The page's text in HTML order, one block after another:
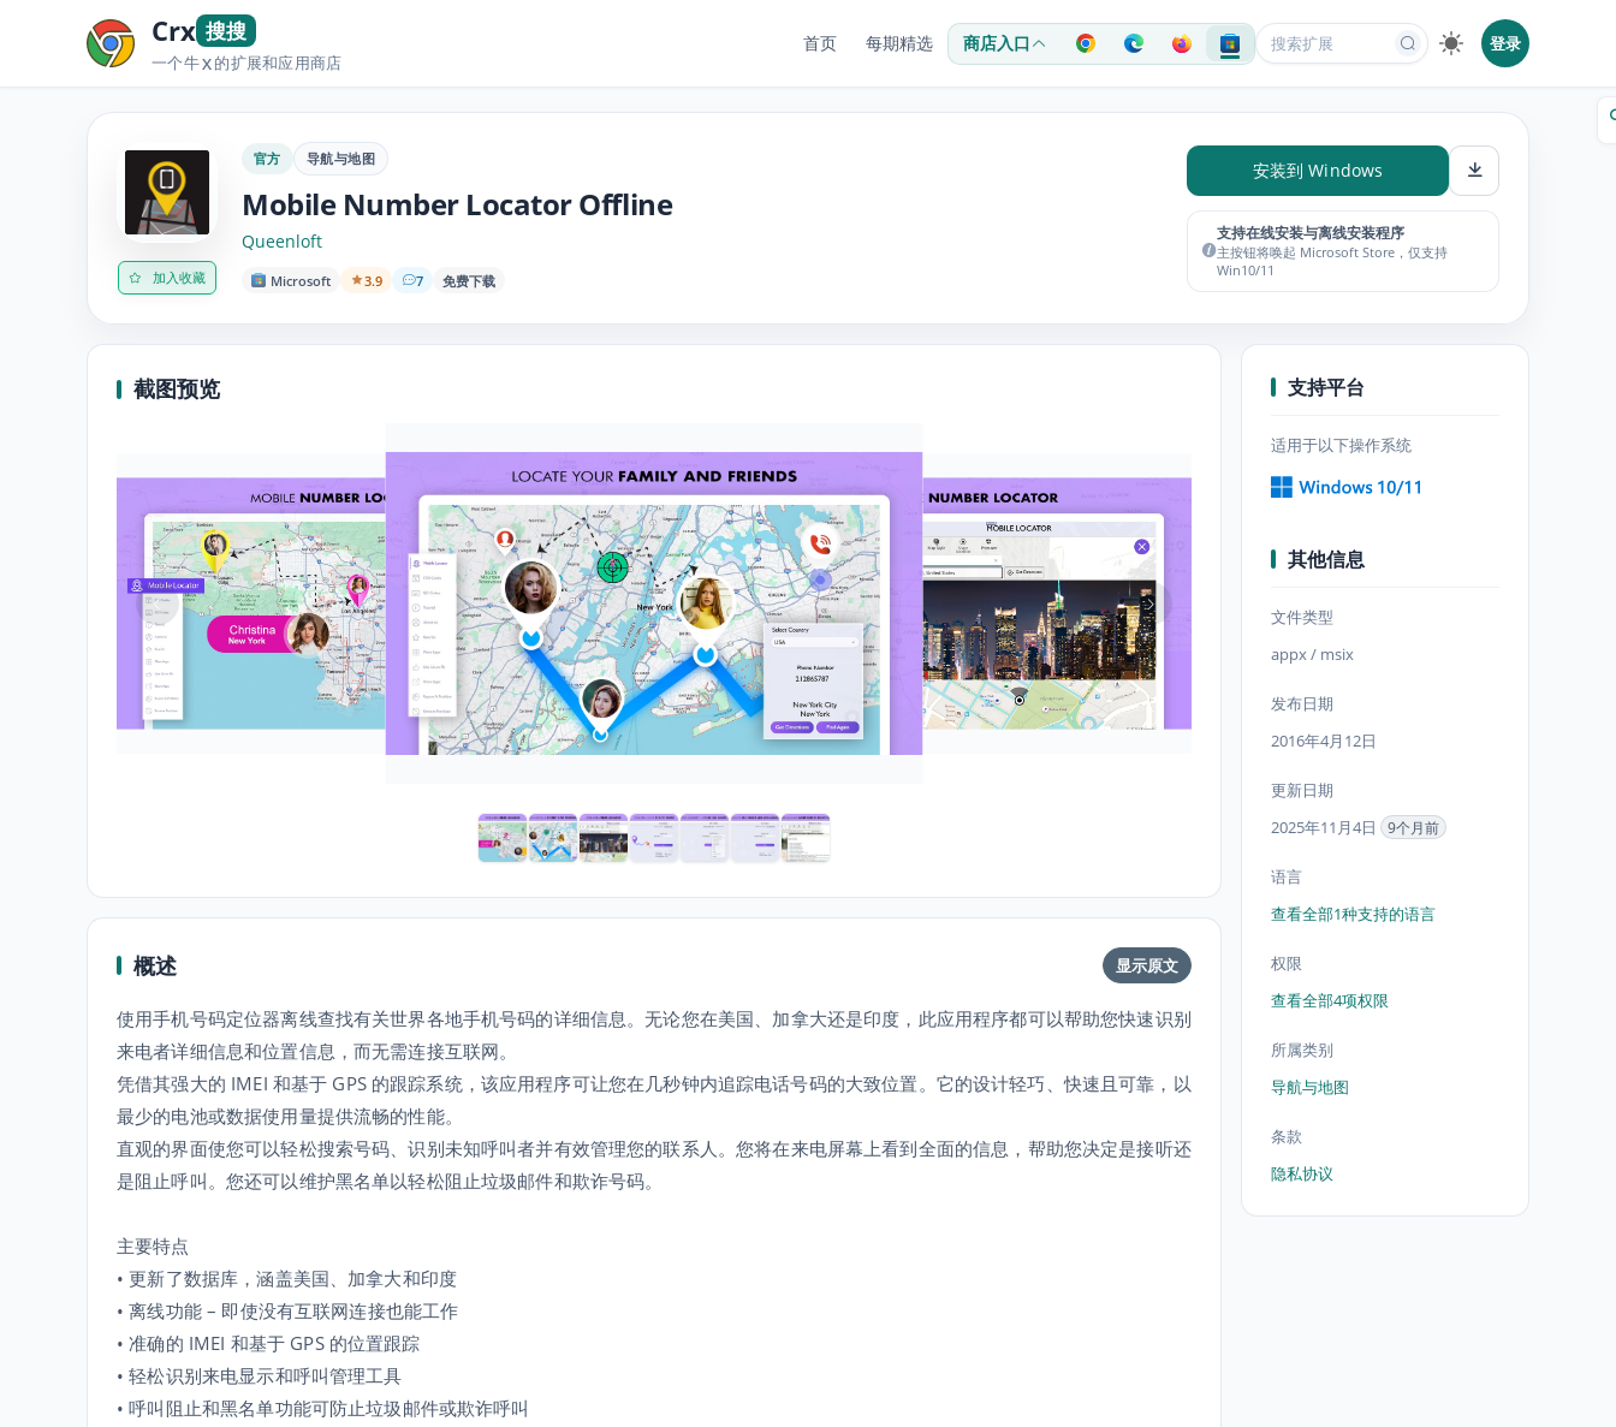
Crx 搜搜
一个牛X的扩展和应用商店
首页 每期精选 商店入口 登录
加入收藏
官方 导航与地图
Mobile Number Locator Offline
Queenloft
Microsoft 3.9 7 免费下载
安装到 Windows
支持在线安装与离线安装程序
主按钮将唤起 Microsoft Store，仅支持
Win10/11
截图预览
概述 显示原文
使用手机号码定位器离线查找有关世界各地手机号码的详细信息。无论您在美国、加拿大还是印度，此应用程序都可以帮助您快速识别
来电者详细信息和位置信息，而无需连接互联网。
凭借其强大的 IMEI 和基于 GPS 的跟踪系统，该应用程序可让您在几秒钟内追踪电话号码的大致位置。它的设计轻巧、快速且可靠，以
最少的电池或数据使用量提供流畅的性能。
直观的界面使您可以轻松搜索号码、识别未知呼叫者并有效管理您的联系人。您将在来电屏幕上看到全面的信息，帮助您决定是接听还
是阻止呼叫。您还可以维护黑名单以轻松阻止垃圾邮件和欺诈号码。
主要特点
• 更新了数据库，涵盖美国、加拿大和印度
• 离线功能 – 即使没有互联网连接也能工作
• 准确的 IMEI 和基于 GPS 的位置跟踪
• 轻松识别来电显示和呼叫管理工具
• 呼叫阻止和黑名单功能可防止垃圾邮件或欺诈呼叫
支持平台
适用于以下操作系统
其他信息
文件类型
appx / msix
发布日期
2016年4月12日
更新日期
2025年11月4日
9个月前
语言
查看全部1种支持的语言
权限
查看全部4项权限
所属类别
导航与地图
条款
隐私协议